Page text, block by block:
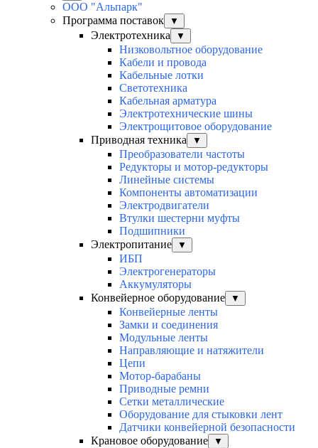
ООО "Альпарк"
Программа поставок
▼
Электротехника ▼
Низковольтное оборудование
Кабели и провода
Кабельные лотки
Светотехника
Кабельная арматура
Электротехнические шины
Электрощитовое оборудование
Приводная техника
▼
Преобразователи частоты
Редукторы и мотор-редукторы
Линейные системы
Компоненты автоматизации
Электродвигатели
Втулки шестерни муфты
Подшипники
Электропитание
▼
ИБП
Электрогенераторы
Аккумуляторы
Конвейерное оборудование
▼
Конвейерные ленты
Замки и соединения
Модульные ленты
Направляющие и натяжители
Цепи
Мотор-барабаны
Приводные ремни
Сетки металлические
Оборудование для стыковки лент
Датчики конвейерной безопасности
Крановое оборудование
▼